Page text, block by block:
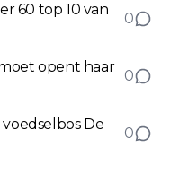
60 top 10 van
0
opent haar
0
De
0